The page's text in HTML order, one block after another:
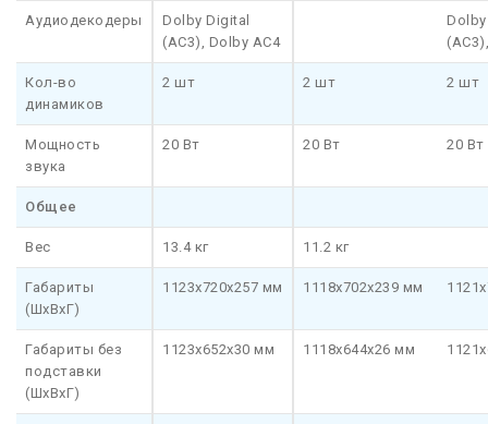
Аудиодекодеры
Dolby Digital
(AC3), Dolby AC4
Кол-во
динамиков
2 шт 2 шт 2 шт
Мощность
звука
20 Вт 20 Вт 20 Вт
Общее
Вес 13.4 кг 11.2 кг
Габариты
(ШхВхГ)
1123x720x257 мм 1118x702x239 мм
Габариты без
подставки
(ШхВхГ)
1123x652x30 мм 1118x644x26 мм